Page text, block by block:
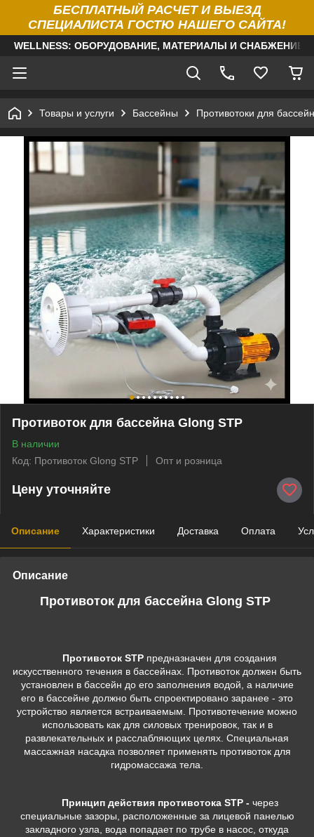
БЕСПЛАТНЫЙ РАСЧЕТ И ВЫЕЗД
СПЕЦИАЛИСТА ГОСТЮ НАШЕГО САЙТА!
WELLNESS: ОБОРУДОВАНИЕ, МАТЕРИАЛЫ И
Товары и услуги Бассейны Противотоки для
Противоток для бассейна Glong STP
В наличии
Код: Противоток Glong STP
Опт и розница
Цену уточняйте
Описание Характеристики Доставка Оплата
Описание
Противоток для бассейна Glong STP
Противоток STP предназначен для создания
искусственного течения в бассейнах. Противоток должен быть
установлен в бассейн до его заполнения водой, а наличие
его в бассейне должно быть спроектировано заранее - это
устройство является встраиваемым. Противотечение можно
использовать как для силовых тренировок, так и в
развлекательных и расслабляющих целях. Специальная
массажная насадка позволяет применять противоток для
гидромассажа тела.
Принцип действия противотока STP - через
специальные зазоры, расположенные за лицевой панелью
закладного узла, вода попадает по трубе в насос, откуда